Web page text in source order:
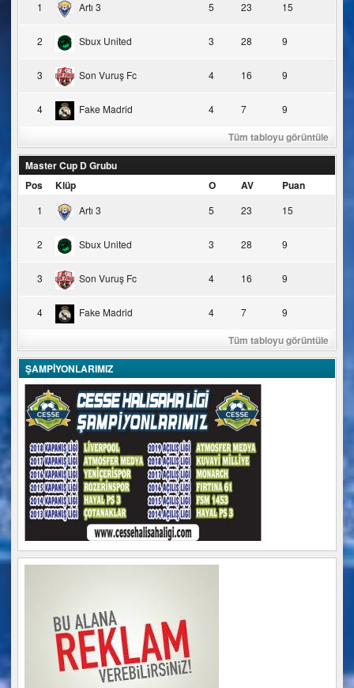
1 Artı 3 5 23 15
2 Sbux United 3 28 9
3 Son Vuruş Fc 4 16 9
4 Fake Madrid 4 7 9
Tüm tabloyu görüntüle
Master Cup D Grubu
Pos
Klüp O AV Puan
1 Artı 3 5 23 15
2 Sbux United 3 28 9
3 Son Vuruş Fc 4 16 9
4 Fake Madrid 4 7 9
Tüm tabloyu görüntüle
ŞAMPİYONLARIMIZ